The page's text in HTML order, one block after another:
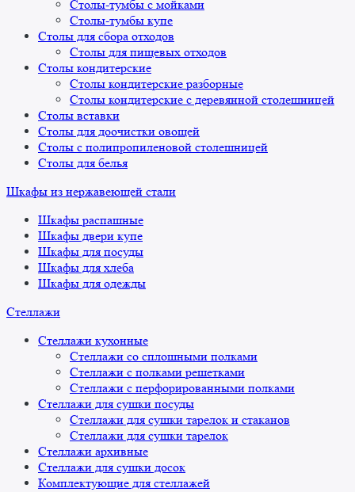
Столы-тумбы с мойками
Столы-тумбы купе
Столы для сбора отходов
Столы для пищевых отходов
Столы кондитерские
Столы кондитерские разборные
Столы кондитерские с деревянной столешницей
Столы вставки
Столы для доочистки овощей
Столы с полипропиленовой столешницей
Столы для белья
Шкафы из нержавеющей стали
Шкафы распашные
Шкафы двери купе
Шкафы для посуды
Шкафы для хлеба
Шкафы для одежды
Стеллажи
Стеллажи кухонные
Стеллажи со сплошными полками
Стеллажи с полками решетками
Стеллажи с перфорированными полками
Стеллажи для сушки посуды
Стеллажи для сушки тарелок и стаканов
Стеллажи для сушки тарелок
Стеллажи архивные
Стеллажи для сушки досок
Комплектующие для стеллажей